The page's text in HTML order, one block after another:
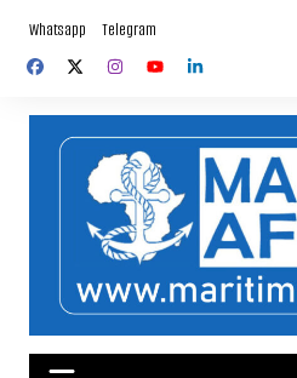
content
Whatsapp Telegram